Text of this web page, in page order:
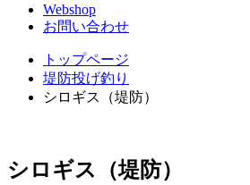
Webshop
お問い合わせ
トップページ
堤防投げ釣り
シロギス（堤防）
シロギス（堤防）